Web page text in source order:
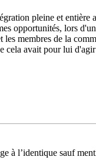
pleine et entière
opportunités, lors
membres de la
cela avait pour lui
à l’identique sauf